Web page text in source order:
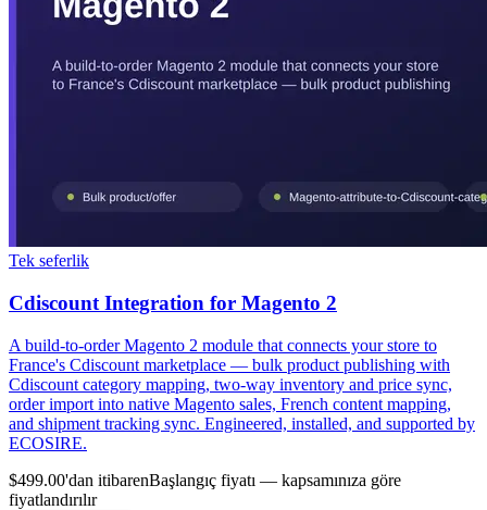
Tek seferlik
Cdiscount Integration for Magento 2
A build-to-order Magento 2 module that connects your store to
France's Cdiscount marketplace — bulk product publishing with
Cdiscount category mapping, two-way inventory and price sync,
order import into native Magento sales, French content mapping,
and shipment tracking sync. Engineered, installed, and supported by
ECOSIRE.
$499.00'dan itibarenBaşlangıç fiyatı — kapsamınıza göre
fiyatlandırılır